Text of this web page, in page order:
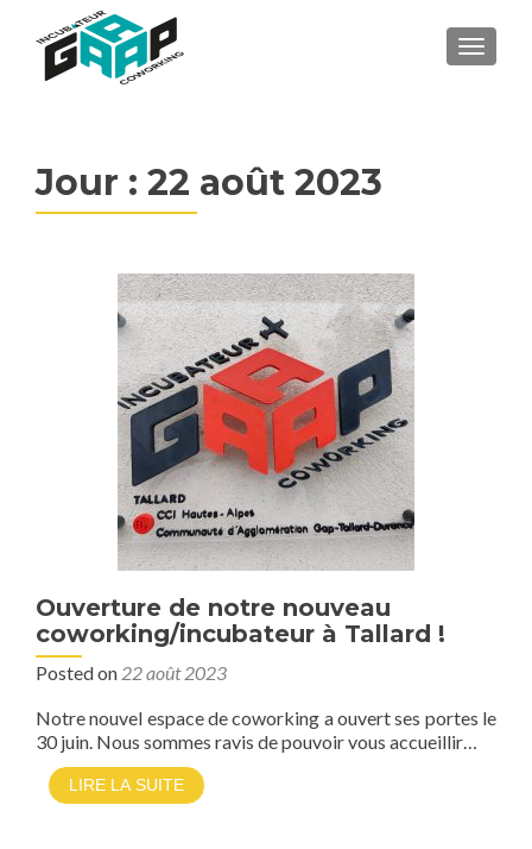
MENU
Jour : 22 août 2023
Ouverture de notre nouveau
coworking/incubateur à Tallard !
Posted on 22 août 2023
Notre nouvel espace de coworking a ouvert ses portes le
30 juin. Nous sommes ravis de pouvoir vous accueillir…
LIRE LA SUITE